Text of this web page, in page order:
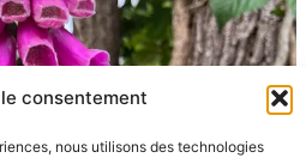
consentement
nous utilisons des technologies